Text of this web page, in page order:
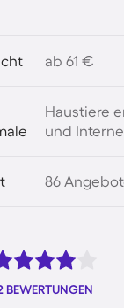
ab 61 €
Haustiere
und
86
BEWERTUNGEN